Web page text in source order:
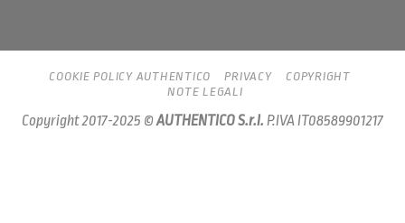
COOKIE POLICY AUTHENTICO PRIVACY
COPYRIGHT
NOTE LEGALI
Copyright 2017-2025 ©AUTHENTICO S.r.l. P.IVA IT08589901217